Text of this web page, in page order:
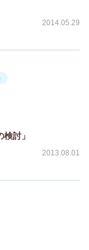
2014.05.29
討」
2013.08.01